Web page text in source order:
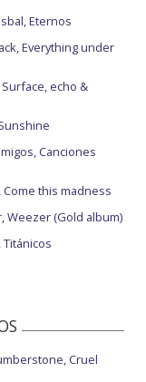
Eternos
Everything under
echo &
Canciones
Come this madness
Weezer (Gold album)
Titánicos
Cruel